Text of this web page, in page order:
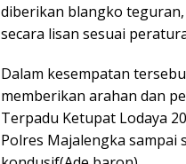
diberikan blangko
secara lisan sesuai
Dalam kesempatan
memberikan arahan dan
Terpadu Ketupat Lodaya
Polres Majalengka sampai